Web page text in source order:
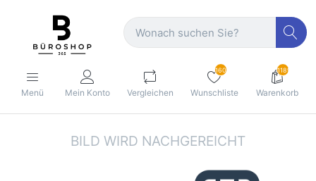
Menü Mein Konto Vergleichen
160
Wunschliste
1189
Warenkorb